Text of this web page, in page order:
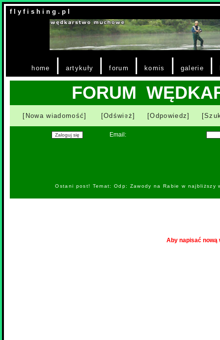
f l y f i s h i n g . p l
home | artykuły |forum | komis | galerie |
FORUM
[Nowa wiadomość] [Odśwież] [Odpowiedz]
Email:
Ostani post! Temat: Odp: Zawody na Rabie w
Aby napisać nową